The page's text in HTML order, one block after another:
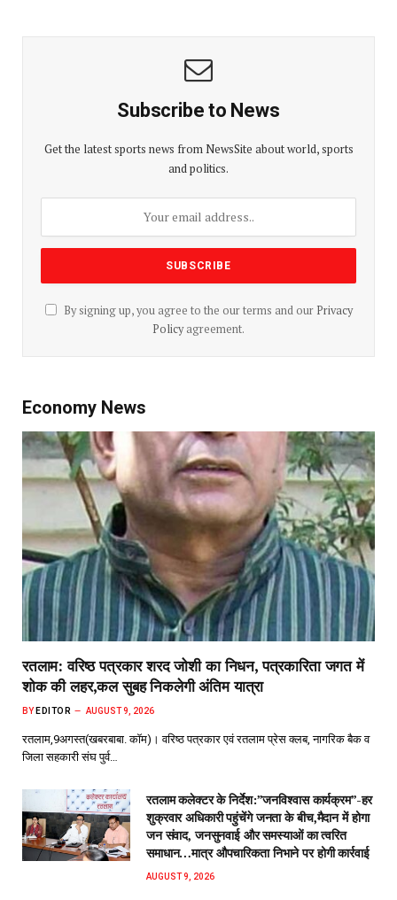
Subscribe to News
Get the latest sports news from NewsSite about world, sports
and politics.
By signing up, you agree to the our terms and our Privacy
Policyagreement.
Economy News
रतलाम: वरिष्ठ पत्रकार शरद जोशी का निधन, पत्रकारिता जगत में
शोक की लहर,कल सुबह निकलेगी अंतिम यात्रा
BY EDITOR AUGUST 9, 2026
रतलाम,9अगस्त(खबरबाबा. कॉम)। वरिष्ठ पत्रकार एवं रतलाम प्रेस क्लब, नागरिक बैक व
जिला सहकारी संघ पुर्व…
रतलाम कलेक्टर के निर्देश:”जनविश्वास कार्यक्रम”-हर
शुक्रवार अधिकारी पहुंचेंगे जनता के बीच,मैदान में होगा
जन संवाद, जनसुनवाई और समस्याओं का त्वरित
समाधान…मात्र औपचारिकता निभाने पर होगी कार्रवाई
AUGUST 9, 2026